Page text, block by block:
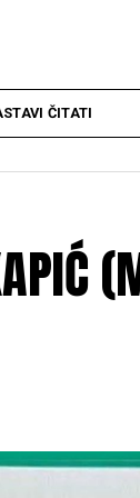
god. u 12:30 h
se obaviti kod
Arijana i Mirza
ČITATI